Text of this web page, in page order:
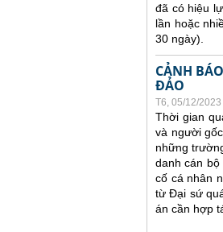
đã có hiệu
lần hoặc
30 ngày).
CẢNH
ĐẢO
T6, 05/12/2023
Thời gian
và người
những
danh cán
cố cá nhân
từ Đại sứ
án cần hợp